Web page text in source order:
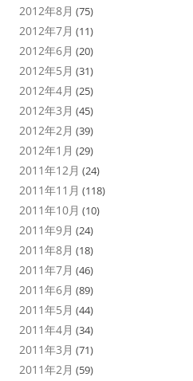
2012年8月 (75)
2012年7月 (11)
2012年6月 (20)
2012年5月 (31)
2012年4月 (25)
2012年3月 (45)
2012年2月 (39)
2012年1月 (29)
2011年12月 (24)
2011年11月 (118)
2011年10月 (10)
2011年9月 (24)
2011年8月 (18)
2011年7月 (46)
2011年6月 (89)
2011年5月 (44)
2011年4月 (34)
2011年3月 (71)
2011年2月 (59)